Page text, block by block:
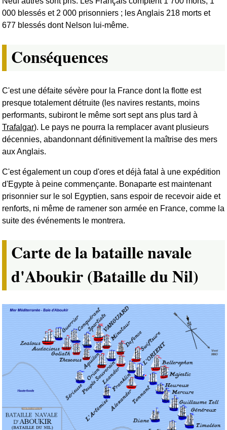
000 blessés et 2 000 prisonniers ; les Anglais 218 morts et
677 blessés dont Nelson lui-même.
Conséquences
C'est une défaite sévère pour la France dont la flotte est
presque totalement détruite (les navires restants, moins
performants, subiront le même sort sept ans plus tard à
Trafalgar). Le pays ne pourra la remplacer avant plusieurs
décennies, abandonnant définitivement la maîtrise des mers
aux Anglais.
C'est également un coup d'ores et déjà fatal à une expédition
d'Egypte à peine commençante. Bonaparte est maintenant
prisonnier sur le sol Egyptien, sans espoir de recevoir aide et
renforts, ni même de ramener son armée en France, comme la
suite des événements le montrera.
Carte de la bataille navale
d'Aboukir (Bataille du Nil)